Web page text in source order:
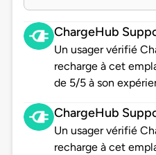
ChargeHub
Un usager vérifié
recharge à cet
de 5/5 à son
ChargeHub
Un usager vérifié
recharge à cet